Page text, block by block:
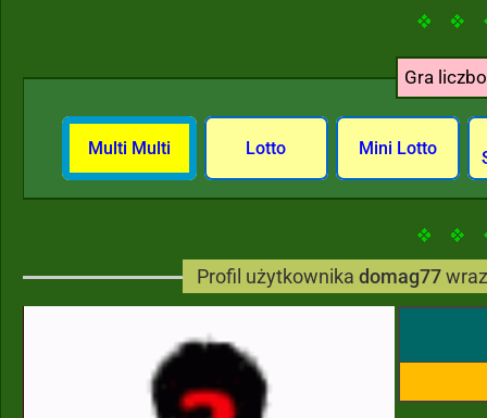
Gra
Multi Multi Lotto Mini Lotto
Profil użytkownika domag77